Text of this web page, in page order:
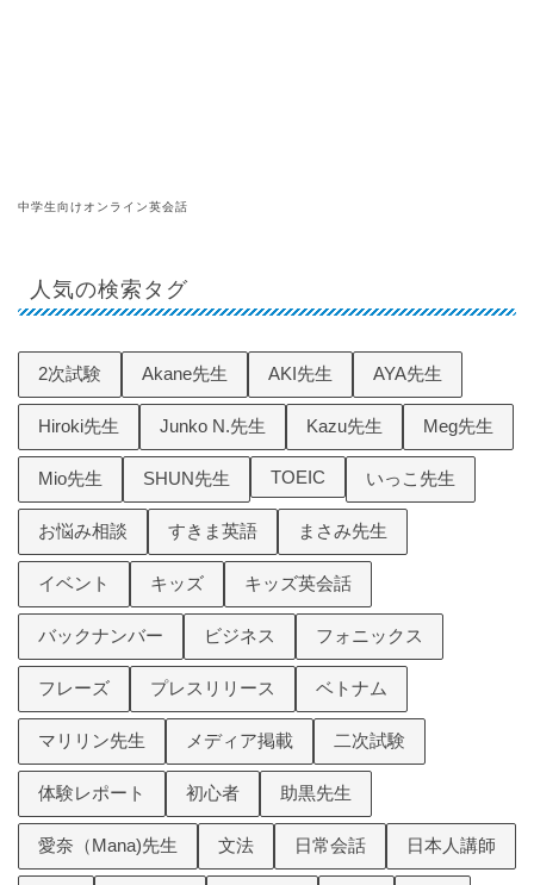
中学生向けオンライン英会話
人気の検索タグ
2次試験 Akane先生 AKI先生 AYA先生
Hiroki先生 Junko N.先生 Kazu先生 Meg先生
Mio先生 SHUN先生 TOEIC いっこ先生
お悩み相談 すきま英語 まさみ先生
イベント キッズ キッズ英会話
バックナンバー ビジネス フォニックス
フレーズ プレスリリース ベトナム
マリリン先生 メディア掲載 二次試験
体験レポート 初心者 助黒先生
愛奈（Mana)先生 文法 日常会話 日本人講師